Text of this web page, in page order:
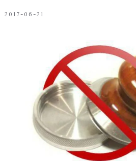
2017-06-21